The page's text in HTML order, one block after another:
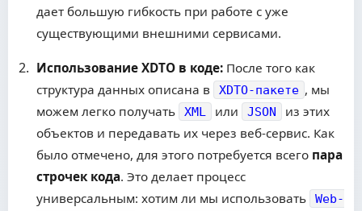
дает большую гибкость при работе с уже
существующими внешними сервисами.
Использование XDTO в коде: После того как
структура данных описана в
XDTO-пакете , мы
можем легко получать
XML или JSON
из этих
объектов и передавать их через веб-сервис. Как
было отмечено, для этого потребуется всего пара
строчек кода. Это делает процесс
универсальным: хотим ли мы использовать
Web-